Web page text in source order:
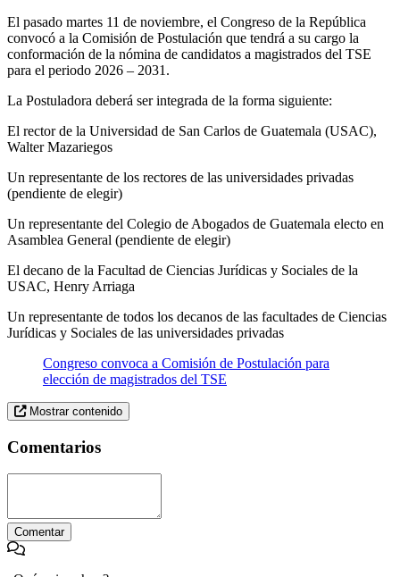
El pasado martes 11 de noviembre, el Congreso de la República
convocó a la Comisión de Postulación que tendrá a su cargo la
conformación de la nómina de candidatos a magistrados del TSE
para el periodo 2026 – 2031.
La Postuladora deberá ser integrada de la forma siguiente:
El rector de la Universidad de San Carlos de Guatemala (USAC),
Walter Mazariegos
Un representante de los rectores de las universidades privadas
(pendiente de elegir)
Un representante del Colegio de Abogados de Guatemala electo en
Asamblea General (pendiente de elegir)
El decano de la Facultad de Ciencias Jurídicas y Sociales de la
USAC, Henry Arriaga
Un representante de todos los decanos de las facultades de Ciencias
Jurídicas y Sociales de las universidades privadas
Congreso convoca a Comisión de Postulación para
elección de magistrados del TSE
Mostrar contenido
Comentarios
Comentar